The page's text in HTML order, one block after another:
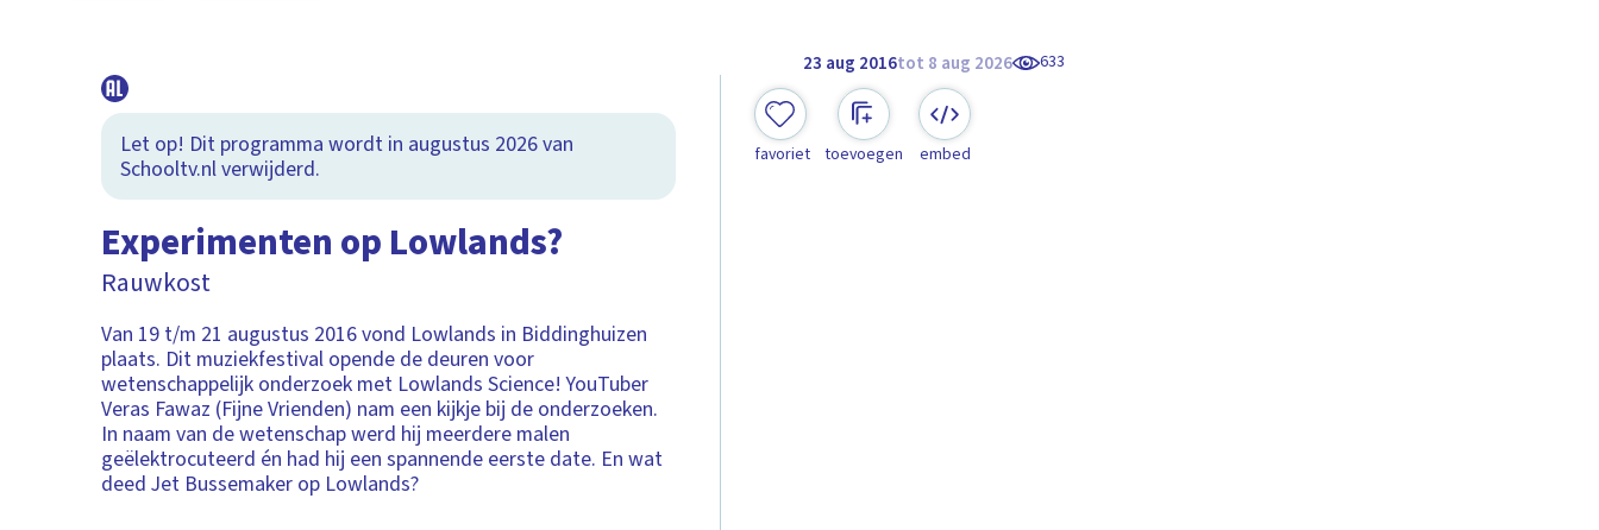
23 aug 2016tot 8 aug 2026 633
Let op! Dit programma wordt in augustus 2026 van
Schooltv.nl verwijderd.
Experimenten op Lowlands?
Rauwkost
Van 19 t/m 21 augustus 2016 vond Lowlands in Biddinghuizen
plaats. Dit muziekfestival opende de deuren voor
wetenschappelijk onderzoek met Lowlands Science! YouTuber
Veras Fawaz (Fijne Vrienden) nam een kijkje bij de onderzoeken.
In naam van de wetenschap werd hij meerdere malen
geëlektrocuteerd én had hij een spannende eerste date. En wat
deed Jet Bussemaker op Lowlands?
favoriet toevoegen embed